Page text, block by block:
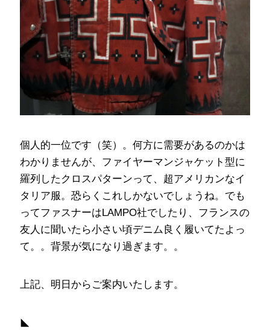
個人的一位です（笑）。何方に需要があるのかは
わかりませんが、ファイヤーマンジャケット型に
羅列したクロスパターンって、超アメリカンなイ
タリア服。恐らくこれしかないでしょうね。でも
ってファスナーはLAMPO社でしたり、フランスの
友人に聞いたら小さい頃デニム良く履いてたよっ
て。。背景が気になり過ぎます。。
上記、明日からご案内いたします。
◣